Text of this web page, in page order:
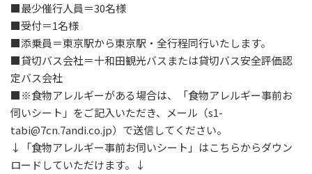
■最少催行人員＝30名様
■受付＝1名様
■添乗員＝東京駅から東京駅・全行程同行いたします。
■貸切バス会社＝十和田観光バスまたは貸切バス安全評価認
定バス会社
■※食物アレルギーがある場合は、「食物アレルギー事前お
伺いシート」をご記入いただき、メール（s1-
tabi@7cn.7andi.co.jp）で送信してください。
↓「食物アレルギー事前お伺いシート」はこちらからダウン
ロードしていただけます。↓